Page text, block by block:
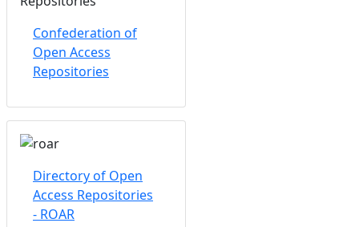
Confederation of
Open Access
Repositories
Directory of Open
Access Repositories
- ROAR